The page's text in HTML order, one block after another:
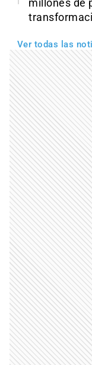
millones de
Ver todas las